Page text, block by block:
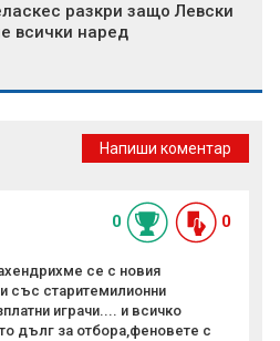
разкри защо Левски
всички наред
Напиши коментар
0 0
се с новия
със старитемилионни
играчи.... и всичко
дълг за отбора,феновете с